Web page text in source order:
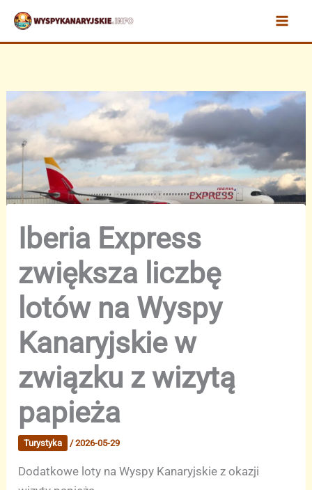
Przejdź
treści
Iberia Express
zwiększa liczbę
lotów na Wyspy
Kanaryjskie w
związku z wizytą
papieża
Turystyka /2026-05-29
Dodatkowe loty na Wyspy Kanaryjskie z okazji